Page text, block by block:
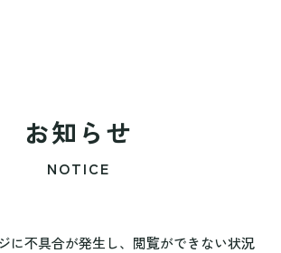
お知らせ
NOTICE
に不具合が発生し、閲覧ができない状況